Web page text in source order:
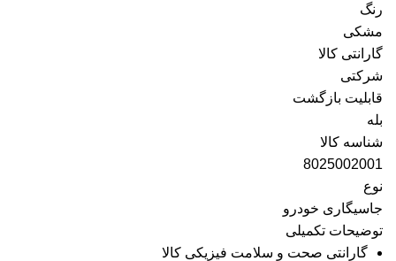
رنگ
مشکی
گارانتی کالا
شرکتی
قابلیت بازگشت
بله
شناسه کالا
8025002001
نوع
جاسیگاری خودرو
توضیحات تکمیلی
گارانتی صحت و سلامت فیزیکی کالا